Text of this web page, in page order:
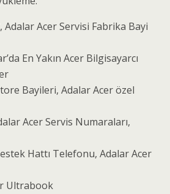
Adalar Acer Servisi Fabrika Bayi
En Yakın Acer Bilgisayarcı
Bayileri, Adalar Acer özel
Acer Servis Numaraları,
Hattı Telefonu, Adalar Acer
Ultrabook